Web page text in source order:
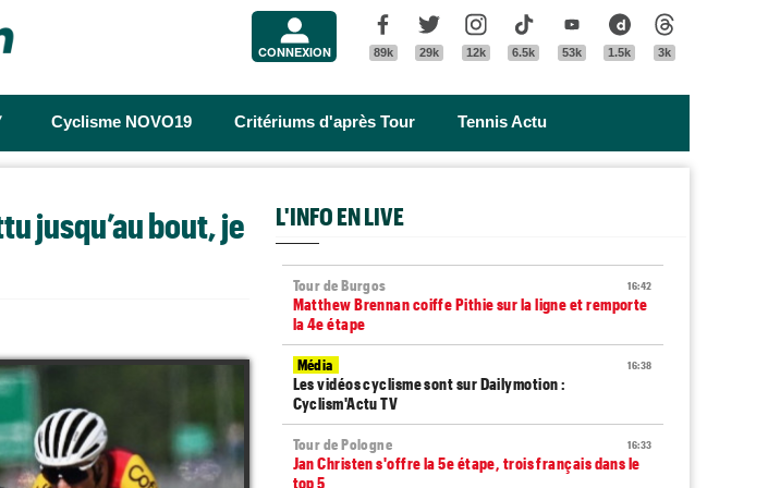
CONNEXION
Facebook
89k
Twitter
29k
Instagram
12k
Tik Tok
6.5k
Youtube
53k
Dailymotion
1.5k 3k
Cyclisme NOVO19 Critériums d'après Tour Tennis Actu
jusqu’au bout, je
L'INFO EN LIVE
16:42
Tour de Burgos
Matthew Brennan coiffe Pithie sur la ligne et remporte
la 4e étape
16:38
Média
Les vidéos cyclisme sont sur Dailymotion :
Cyclism'Actu TV
16:33
Tour de Pologne
Jan Christen s'offre la 5e étape, trois français dans le
top 5